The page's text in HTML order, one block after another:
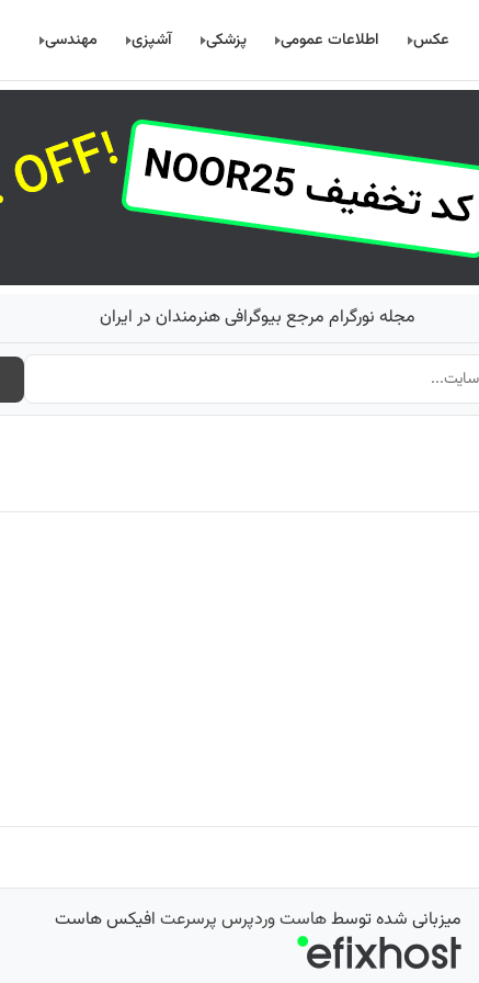
عکس اطلاعات عمومی پزشکی آشپزی مهندسی
مجله نورگرام مرجع بیوگرافی هنرمندان در ایران
میزبانی شده توسطهاست وردپرس پرسرعت افیکس هاست